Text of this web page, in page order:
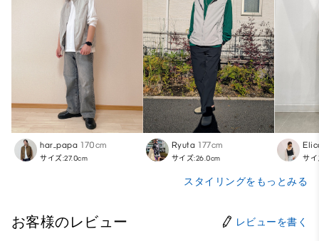
har_papa 170cm
サイズ:27.0cm
Ryuta 177cm
サイズ:26.0cm サ
スタイリングをもっとみる
お客様のレビュー レビューを書く